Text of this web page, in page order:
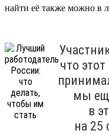
найти её также можно в
что
мы
в
на 25